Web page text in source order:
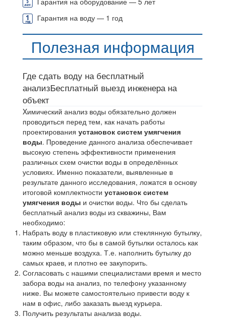
Гарантия на воду — 1 год
Полезная информация
Где сдать воду на бесплатный
анализБесплатный выезд инженера на
объект
Xимический анализ воды обязательно должен
проводиться перед тем, как начать работы
проектирования установок систем умягчения
воды. Проведение данного анализа обеспечивает
высокую степень эффективности применения
различных схем очистки воды в определённых
условиях. Именно показатели, выявленные в
результате данного исследования, ложатся в основу
итоговой комплектности установок систем
умягчения воды и очистки воды. Что бы сделать
бесплатный анализ воды из скважины, Вам
необходимо:
Набрать воду в пластиковую или стеклянную бутылку,
таким образом, что бы в самой бутылки осталось как
можно меньше воздуха. Т.е. наполнить бутылку до
самых краев, и плотно ее закупорить.
Согласовать с нашими специалистами время и место
забора воды на анализ, по телефону указанному
ниже. Вы можете самостоятельно привести воду к
нам в офис, либо заказать выезд курьера.
Получить результаты анализа воды.